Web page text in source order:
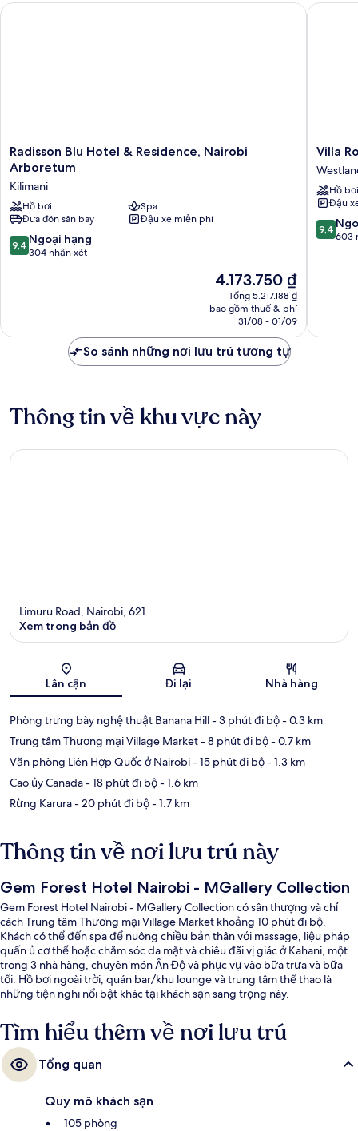
cỡ
Radisson
Blu
&
Residence,
Nairobi
Arboretum
Kilimani
Radisson Blu Hotel & Residence, Nairobi
Arboretum
Kilimani
Hồ bơi
Spa
Đưa đón sân bay
Đậu xe miễn phí
9.4
trên
xét
9,4 Ngoại hạng
304 nhận xét
Giá
hiện
tại
4.173.750 ₫
4.173.750 ₫
Tổng 5.217.188 ₫
bao gồm thuế & phí
31/08 - 01/09
Radisson Blu Hotel & Residence, Nairobi Arboretum
Villa
Rosa
Villa
Hồ bơi
Đậu
9.4
trên
9,4
603
Villa
So sánh những nơi lưu trú tương tự
Thông tin về khu vực này
Bản đồ
Limuru Road, Nairobi, 621
Xem trong bản đồ
Lân cận Đi lại Nhà hàng
Phòng trưng bày nghệ thuật Banana Hill- 3 phút đi bộ- 0.3 km
Trung tâm Thương mại Village Market- 8 phút đi bộ- 0.7 km
Văn phòng Liên Hợp Quốc ở Nairobi- 15 phút đi bộ- 1.3 km
Cao ủy Canada- 18 phút đi bộ- 1.6 km
Rừng Karura- 20 phút đi bộ- 1.7 km
Thông tin về nơi lưu trú này
Gem Forest Hotel Nairobi - MGallery Collection
Gem Forest Hotel Nairobi - MGallery Collection có sân thượng và chỉ
cách Trung tâm Thương mại Village Market khoảng 10 phút đi bộ.
Khách có thể đến spa để nuông chiều bản thân với massage, liệu pháp
quấn ủ cơ thể hoặc chăm sóc da mặt và chiêu đãi vị giác ở Kahani, một
trong 3 nhà hàng, chuyên món Ấn Độ và phục vụ vào bữa trưa và bữa
tối. Hồ bơi ngoài trời, quán bar/khu lounge và trung tâm thể thao là
những tiện nghi nổi bật khác tại khách sạn sang trọng này.
Tìm hiểu thêm về nơi lưu trú
Tổng quan
Quy mô khách sạn
105 phòng